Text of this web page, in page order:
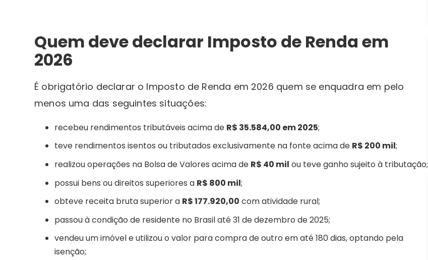
Quem deve declarar Imposto de Renda em
2026
É obrigatório declarar o Imposto de Renda em 2026 quem se enquadra em pelo
menos uma das seguintes situações:
recebeu rendimentos tributáveis acima de R$ 35.584,00 em 2025;
teve rendimentos isentos ou tributados exclusivamente na fonte acima de R$ 200 mil;
realizou operações na Bolsa de Valores acima de R$ 40 mil ou teve ganho sujeito à tributação;
possui bens ou direitos superiores a R$ 800 mil;
obteve receita bruta superior a R$ 177.920,00 com atividade rural;
passou à condição de residente no Brasil até 31 de dezembro de 2025;
vendeu um imóvel e utilizou o valor para compra de outro em até 180 dias, optando pela
isenção;